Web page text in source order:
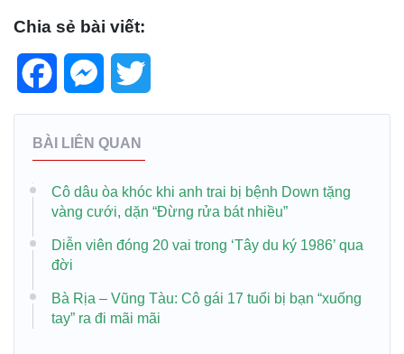
Chia sẻ bài viết:
FacebookMessenger
BÀI LIÊN QUAN
Cô dâu òa khóc khi anh trai bị bệnh Down tặng
vàng cưới, dặn “Đừng rửa bát nhiều”
Diễn viên đóng 20 vai trong ‘Tây du ký 1986’ qua
đời
Bà Rịa – Vũng Tàu: Cô gái 17 tuổi bị bạn “xuống
tay” ra đi mãi mãi